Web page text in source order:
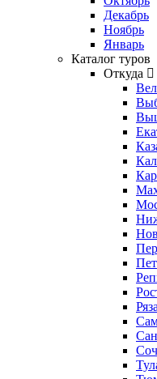
Декабрь
Ноябрь
Январь
Каталог туров
Откуда